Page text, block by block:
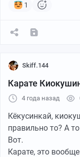
1
Skiff.144
Карате
4 года назад
Кёкусинкай,
правильно то? А
Вот.
Карате, это